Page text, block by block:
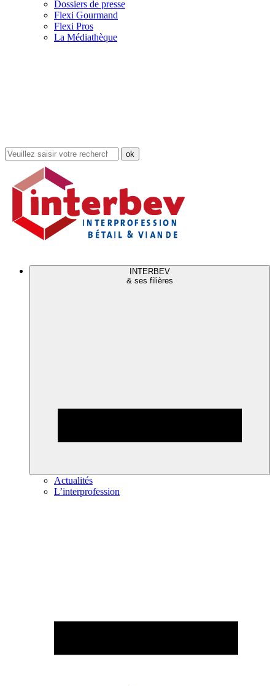
Dossiers de presse
Flexi Gourmand
Flexi Pros
La Médiathèque
Rechercher
dans
site
INTERBEV
& ses filières
Actualités
L’interprofession